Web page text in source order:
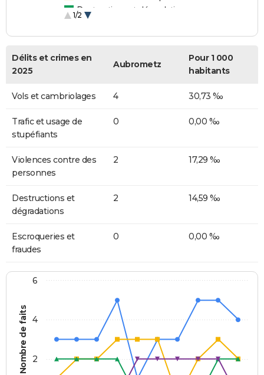
Destructions et dégradations
1/2
Délits et crimes en
2025
Aubrometz
Pour 1 000
habitants
Vols et cambriolages 4 30,73 ‰
Trafic et usage de
stupéfiants
0 0,00 ‰
Violences contre des
personnes
2 17,29 ‰
Destructions et
dégradations
2 14,59 ‰
Escroqueries et
fraudes
0 0,00 ‰
Nombre de faits 2
4
6